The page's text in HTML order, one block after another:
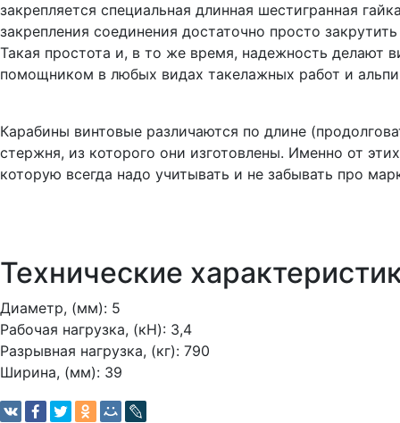
закрепляется специальная длинная шестигранная
закрепления соединения достаточно просто
Такая простота и, в то же время, надежность
помощником в любых видах такелажных работ и
Карабины винтовые различаются по длине
стержня, из которого они изготовлены. Именно от
которую всегда надо учитывать и не забывать про
Технические
Диаметр, (мм): 5
Рабочая нагрузка, (кН): 3,4
Разрывная нагрузка, (кг): 790
Ширина, (мм): 39